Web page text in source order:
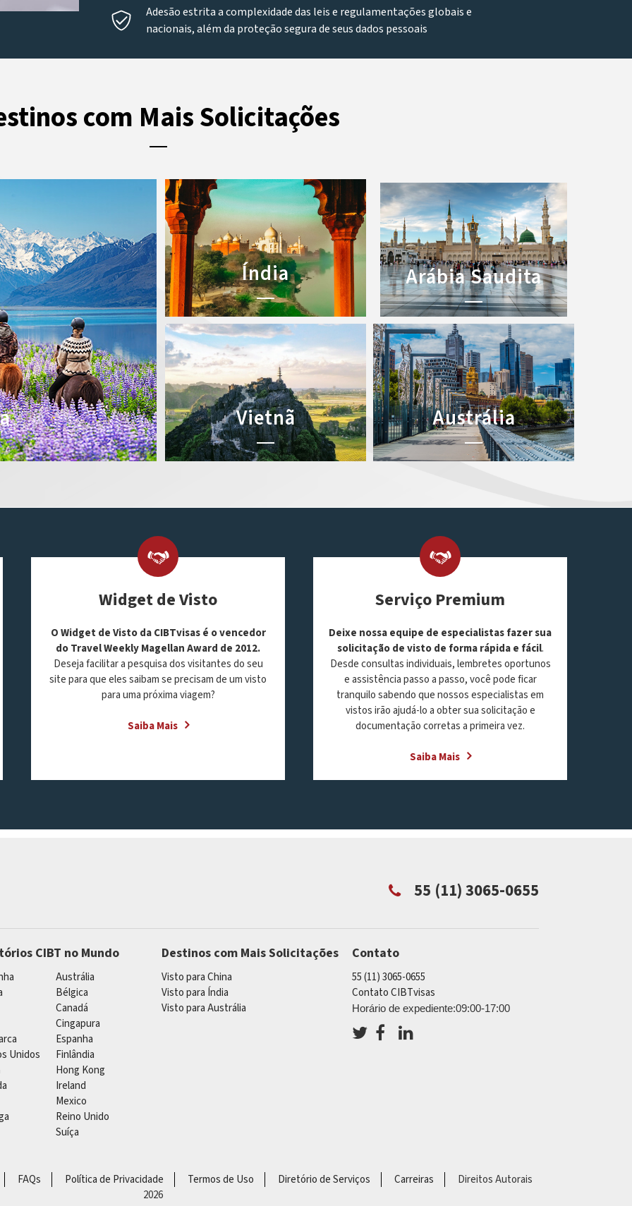
Adesão estrita a complexidade das leis e regulamentações globais e
nacionais, além da proteção segura de seus dados pessoais
com Mais Solicitações
Índia Arábia Saudita
Vietnã Austrália
Widget de Visto
O Widget de Visto da CIBTvisas é o vencedor
do Travel Weekly Magellan Award de 2012.
Deseja facilitar a pesquisa dos visitantes do seu
site para que eles saibam se precisam de um visto
para uma próxima viagem?
Saiba Mais
Serviço Premium
Deixe nossa equipe de especialistas fazer sua
solicitação de visto de forma rápida e fácil.
Desde consultas individuais, lembretes oportunos
e assistência passo a passo, você pode ficar
tranquilo sabendo que nossos especialistas em
vistos irão ajudá-lo a obter sua solicitação e
documentação corretas a primeira vez.
Saiba Mais
55 (11) 3065-0655
CIBT no Mundo
Austrália
Bélgica
Canadá
Cingapura
Espanha
Unidos
Finlândia
Hong Kong
Ireland
Mexico
Reino Unido
Suíça
Destinos com Mais Solicitações
Visto para China
Visto para Índia
Visto para Austrália
Contato
55 (11) 3065-0655
Contato CIBTvisas
Horário de expediente:09:00-17:00
FAQs Política de Privacidade Termos de Uso Diretório de Serviços Carreiras
Direitos Autorais
2026